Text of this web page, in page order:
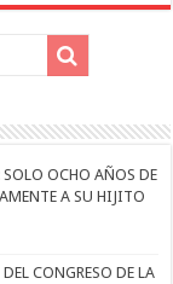
OCHO AÑOS DE
A SU HIJITO
CONGRESO DE LA